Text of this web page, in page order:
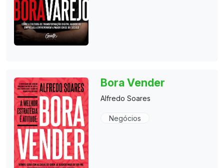
Bora Vender
Alfredo Soares
Negócios